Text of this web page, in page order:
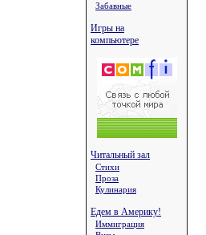
Забавные
Игры на
компьютере
Читальный зал
Стихи
Проза
Кулинария
Едем в Америку!
Иммиграция